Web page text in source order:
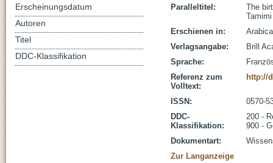
Paralleltitel:
The
Erschienen in:
Verlagsangabe:
Brill
Sprache:
Referenz zum
Volltext:
http://
ISSN:
0570-
DDC-
Klassifikation:
200 -
900 -
Dokumentart:
Zur Langanzeige
Erscheinungsdatum
Autoren
Titel
DDC-Klassifikation